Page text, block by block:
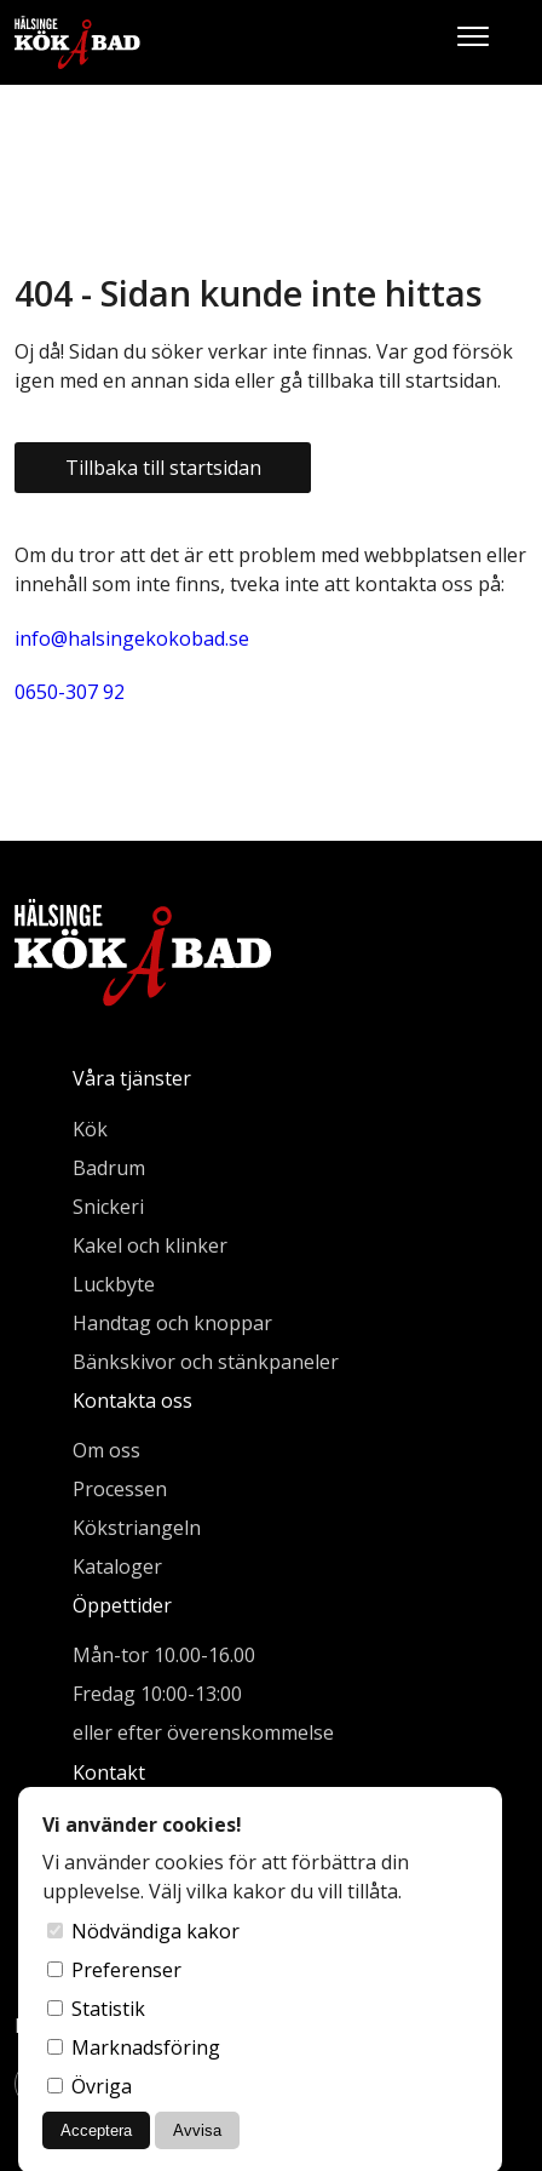
404 - Sidan kunde inte hittas
Oj då! Sidan du söker verkar inte finnas. Var god försök
igen med en annan sida eller gå tillbaka till startsidan.
Tillbaka till startsidan
Om du tror att det är ett problem med webbplatsen eller
innehåll som inte finns, tveka inte att kontakta oss på:
info@halsingekokobad.se
0650-307 92
Våra tjänster
Kök
Badrum
Snickeri
Kakel och klinker
Luckbyte
Handtag och knoppar
Bänkskivor och stänkpaneler
Kontakta oss
Om oss
Processen
Kökstriangeln
Kataloger
Öppettider
Mån-tor 10.00-16.00
Fredag 10:00-13:00
eller efter överenskommelse
Kontakt
info@halsingekokobad.se
0650-307 92
Forssåvägen 7
824 65 Näsviken
Följ oss:
Vi använder cookies!
Vi använder cookies för att förbättra din
upplevelse. Välj vilka kakor du vill tillåta.
Nödvändiga kakor
Preferenser
Statistik
Marknadsföring
Övriga
Acceptera Avvisa